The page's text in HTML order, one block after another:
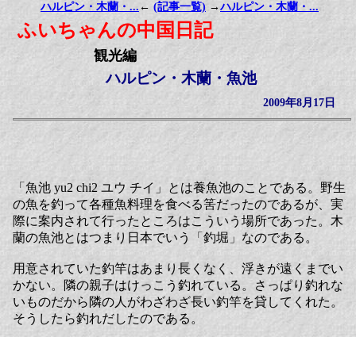
ハルピン・木蘭・... ← (記事一覧) →ハルピン・木蘭・...
ふいちゃんの中国日記
観光編
ハルピン・木蘭・魚池
2009年8月17日
「魚池 yu2 chi2 ユウ チイ」とは養魚池のことである。野生
の魚を釣って各種魚料理を食べる筈だったのであるが、実
際に案内されて行ったところはこういう場所であった。木
蘭の魚池とはつまり日本でいう「釣堀」なのである。
用意されていた釣竿はあまり長くなく、浮きが遠くまでい
かない。隣の親子はけっこう釣れている。さっぱり釣れな
いものだから隣の人がわざわざ長い釣竿を貸してくれた。
そうしたら釣れだしたのである。